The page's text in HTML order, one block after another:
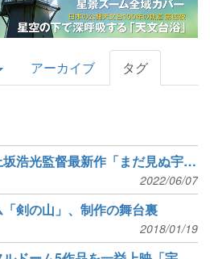
アーカイブ タグ
【レポート】上坂浩光監督最新作「まだ見ぬ宇宙へ」完成試写会
2022/06/07
剣の山」、制作の舞台裏
2018/01/19